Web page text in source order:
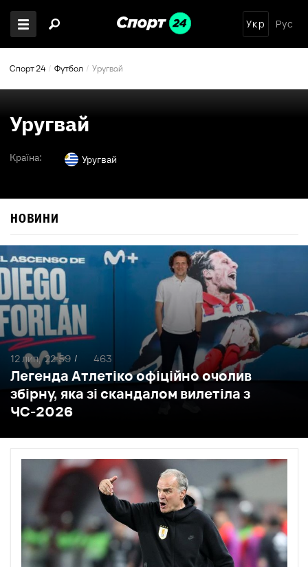
Укр Рус
Спорт 24 Футбол Уругвай
Уругвай
Країна: Уругвай
НОВИНИ
Легенда Атлетіко офіційно очолив
збірну, яка зі скандалом вилетіла з
ЧС-2026
12 лип, 22:59 / 463